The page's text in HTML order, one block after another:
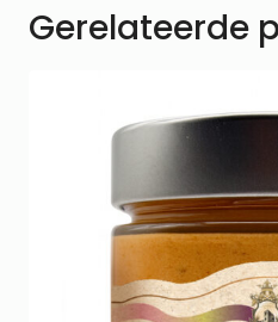
Gerelateerde